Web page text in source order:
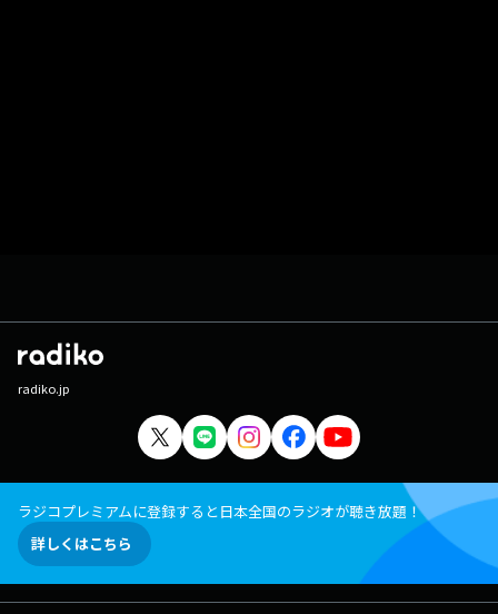
radiko.jp
ラジコプレミアムに登録すると日本全国のラジオが聴き放題！
詳しくはこちら